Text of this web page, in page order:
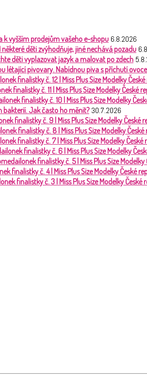
k vyšším prodejům vašeho e-shopu 6.8.2026
děti zvýhodňuje, jiné nechává pozadu
děti vyplazovat jazyk a malovat po zdech
létající pivovary. Nabídnou piva s příchutí
finalistky č. 12 | Miss Plus Size Modelky
finalistky č. 11 | Miss Plus Size Modelky České
finalistky č. 10 | Miss Plus Size Modelky
bakterií. Jak často ho měnit? 30.7.2026
finalistky č. 9 | Miss Plus Size Modelky České
finalistky č. 8 | Miss Plus Size Modelky
finalistky č. 7 | Miss Plus Size Modelky
finalistky č. 6 | Miss Plus Size Modelky
finalistky č. 5 | Miss Plus Size
finalistky č. 4 | Miss Plus Size Modelky České
finalistky č. 3 | Miss Plus Size Modelky